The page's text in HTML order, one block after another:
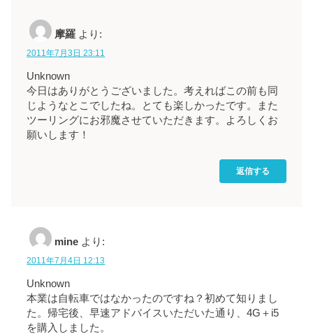
摩羅 より:
2011年7月3日 23:11
Unknown
今日はありがとうございました。考えればこの前も同
じようなとこでしたね。とても楽しかったです。また
ツーリングにお邪魔させていただきます。よろしくお
願いします！
返信する
mine より:
2011年7月4日 12:13
Unknown
本業は自転車ではなかったのですね？初めて知りまし
た。帰宅後、早速アドバイスいただいた通り、4G＋i5
を購入しました。